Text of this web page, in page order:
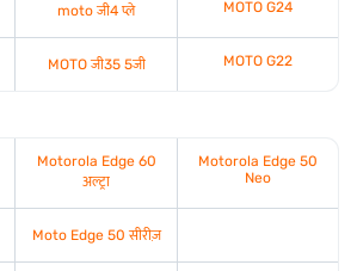
moto जी4 प्ले MOTO G24
MOTO जी35 5जी MOTO G22
Motorola Edge 60
अल्ट्रा
Motorola Edge 50
Neo
Moto Edge 50 सीरीज़